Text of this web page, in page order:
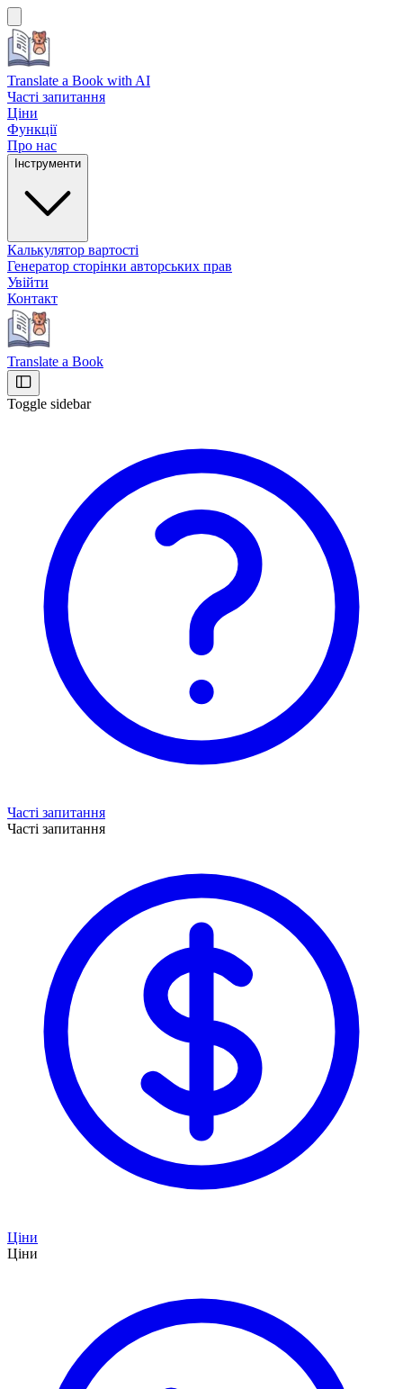
Translate a Book with AI
Часті запитання
Ціни
Функції
Про нас
Інструменти
Калькулятор вартості
Генератор сторінки авторських прав
Увійти
Контакт
Translate a Book
Toggle sidebar
Часті запитання
Часті запитання
Ціни
Ціни